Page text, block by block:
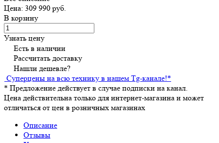
Цена: 309 990 руб.
В корзину
Узнать цену
Есть в наличии
Рассчитать доставку
Нашли дешевле?
Суперцены на всю технику в нашем Tg-канале!*
* Предложение действует в случае подписки на канал.
Цена действительна только для интернет-магазина и может
отличаться от цен в розничных магазинах
Описание
Отзывы